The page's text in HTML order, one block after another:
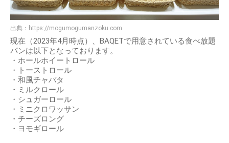
出典： https://mogumogumanzoku.com
現在（2023年4月時点）、BAQETで用意されている食べ放題
パンは以下となっております。
・ホールホイートロール
・トーストロール
・和風チャバタ
・ミルクロール
・シュガーロール
・ミニクロワッサン
・チーズロング
・ヨモギロール